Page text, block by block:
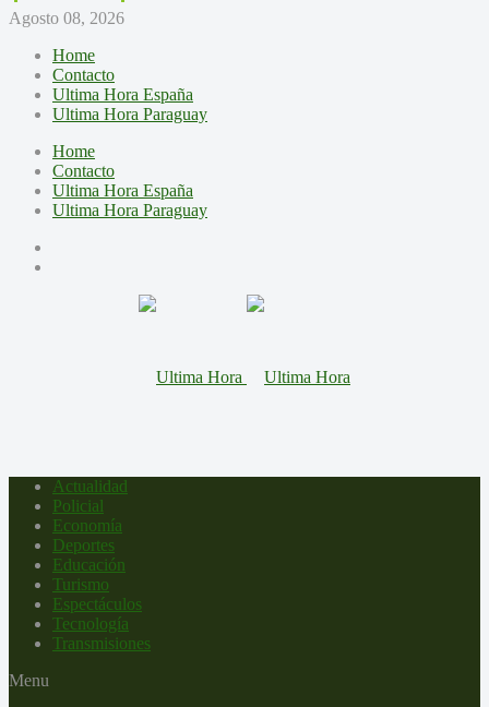
Agosto 08, 2026
Home
Contacto
Ultima Hora España
Ultima Hora Paraguay
Home
Contacto
Ultima Hora España
Ultima Hora Paraguay
Actualidad
Policial
Economía
Deportes
Educación
Turismo
Espectáculos
Tecnología
Transmisiones
Menu